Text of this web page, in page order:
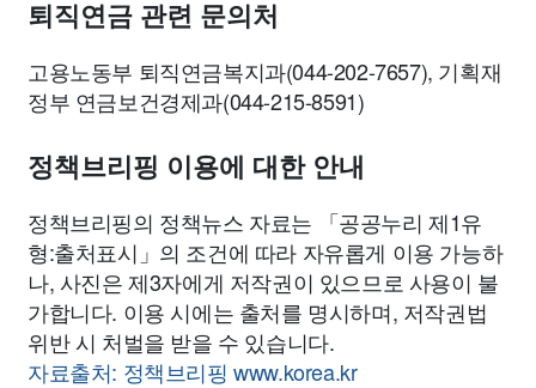
퇴직연금 관련 문의처
고용노동부 퇴직연금복지과(044-202-7657), 기획재
정부 연금보건경제과(044-215-8591)
정책브리핑 이용에 대한 안내
정책브리핑의 정책뉴스 자료는 「공공누리 제1유
형:출처표시」의 조건에 따라 자유롭게 이용 가능하
나, 사진은 제3자에게 저작권이 있으므로 사용이 불
가합니다. 이용 시에는 출처를 명시하며, 저작권법
위반 시 처벌을 받을 수 있습니다.
자료출처: 정책브리핑 www.korea.kr